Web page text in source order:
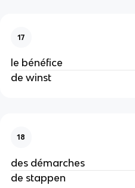
17
le bénéfice
de winst
18
des démarches
de stappen